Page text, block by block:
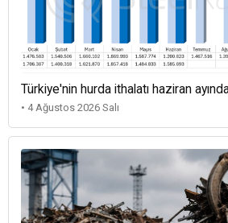
Türkiye'nin hurda ithalatı haziran
• 4 Ağustos 2026 Salı